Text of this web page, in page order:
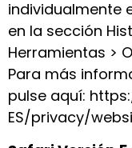
individualmente
en la sección
Herramientas >
Para más
pulse aquí:
ES/privacy/